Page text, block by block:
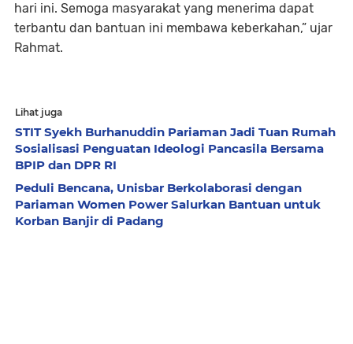
hari ini. Semoga masyarakat yang menerima dapat
terbantu dan bantuan ini membawa keberkahan,” ujar
Rahmat.
Lihat juga
STIT Syekh Burhanuddin Pariaman Jadi Tuan Rumah
Sosialisasi Penguatan Ideologi Pancasila Bersama
BPIP dan DPR RI
Peduli Bencana, Unisbar Berkolaborasi dengan
Pariaman Women Power Salurkan Bantuan untuk
Korban Banjir di Padang